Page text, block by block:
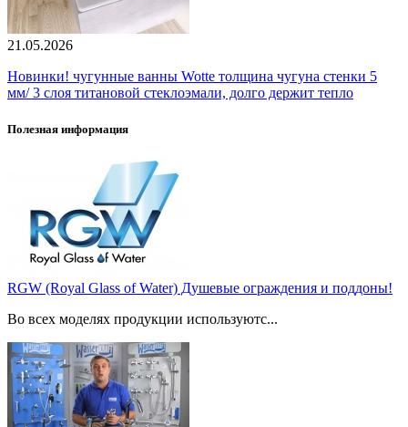
21.05.2026
Новинки! чугунные ванны Wotte толщина чугуна стенки 5
мм/ 3 слоя титановой стеклоэмали, долго держит тепло
Полезная информация
RGW (Royal Glass of Water) Душевые ограждения и поддоны!
Во всех моделях продукции используютс...